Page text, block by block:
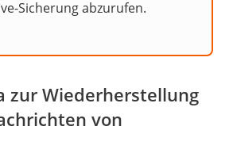
Sicherung abzurufen.
zur Wiederherstellung
von